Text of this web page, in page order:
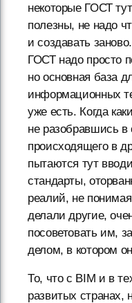
некоторые ГОСТ
полезны, не надо
и создавать
ГОСТ надо просто
но основная база
информационных
уже есть. Когда
не разобравшись в
происходящего в
пытаются тут
стандарты,
реалий, не
делали другие,
посоветовать им,
делом, в котором
То, что с BIM и в
развитых странах,